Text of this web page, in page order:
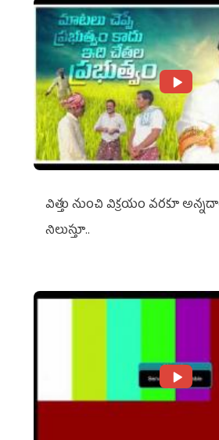
విత్తు నుంచి విక్రయం వరకూ
నిలుస్తూ..